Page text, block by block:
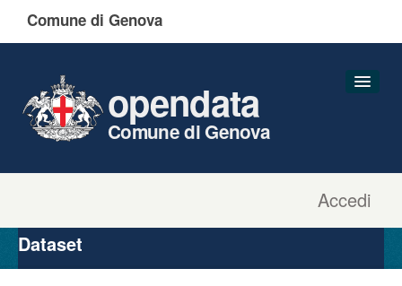
Comune di Genova
Accedi
opendata
Comune di Genova
Organizzazioni
Gruppi
Dataset